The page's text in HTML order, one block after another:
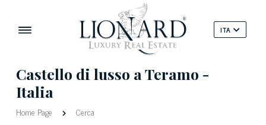
ITA
Castello di lusso a Teramo -
Italia
Home Page Cerca